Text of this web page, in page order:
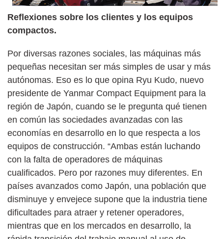
Reflexiones sobre los clientes y los equipos
compactos.
Por diversas razones sociales, las máquinas más
pequeñas necesitan ser más simples de usar y más
autónomas. Eso es lo que opina Ryu Kudo, nuevo
presidente de Yanmar Compact Equipment para la
región de Japón, cuando se le pregunta qué tienen
en común las sociedades avanzadas con las
economías en desarrollo en lo que respecta a los
equipos de construcción. “Ambas están luchando
con la falta de operadores de máquinas
cualificados. Pero por razones muy diferentes. En
países avanzados como Japón, una población que
disminuye y envejece supone que la industria tiene
dificultades para atraer y retener operadores,
mientras que en los mercados en desarrollo, la